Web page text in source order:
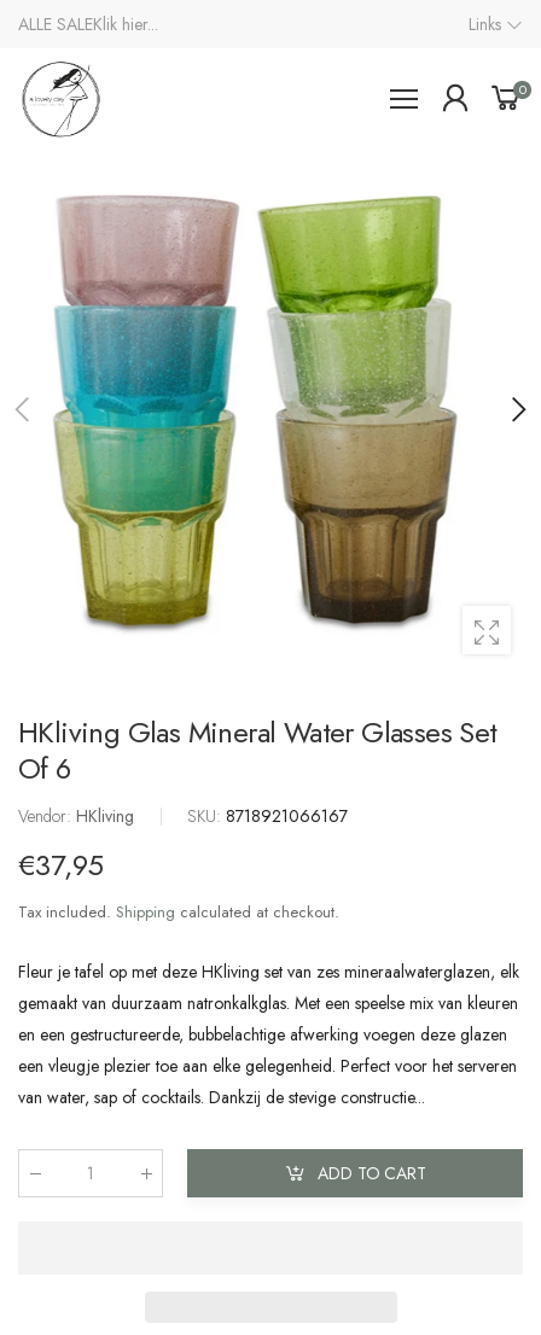
ALLE SALEKlik hier... Links
0
HKliving Glas Mineral Water Glasses Set
Of 6
Vendor: HKliving SKU: 8718921066167
€37,95
Tax included. Shipping calculated at checkout.
Fleur je tafel op met deze HKliving set van zes mineraalwaterglazen, elk
gemaakt van duurzaam natronkalkglas. Met een speelse mix van kleuren
en een gestructureerde, bubbelachtige afwerking voegen deze glazen
een vleugje plezier toe aan elke gelegenheid. Perfect voor het serveren
van water, sap of cocktails. Dankzij de stevige constructie...
ADD TO CART